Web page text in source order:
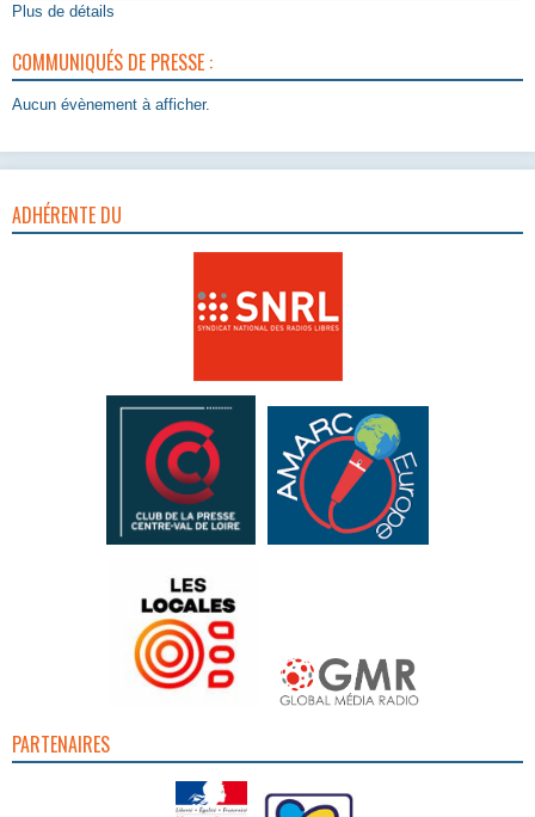
Plus de détails
COMMUNIQUÉS DE PRESSE :
Aucun évènement à afficher.
ADHÉRENTE DU
PARTENAIRES